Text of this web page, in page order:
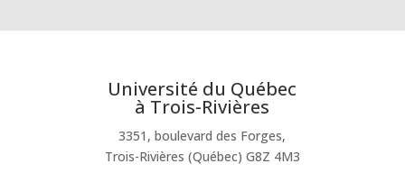
Université du Québec
à Trois-Rivières
3351, boulevard des Forges,
Trois-Rivières (Québec) G8Z 4M3